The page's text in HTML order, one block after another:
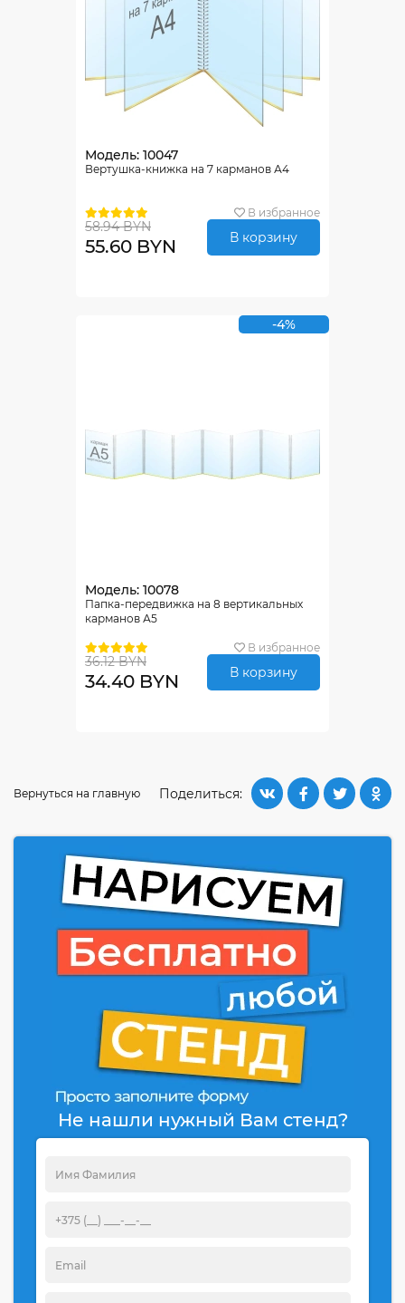
Модель: 10047
Вертушка-книжка на 7 карманов А4
В избранное
58.94 BYN
55.60 BYN В корзину
-4%
Модель: 10078
Папка-передвижка на 8 вертикальных
карманов А5
В избранное
36.12 BYN
34.40 BYN В корзину
Поделиться:
Вернуться на главную
Не нашли нужный Вам стенд?